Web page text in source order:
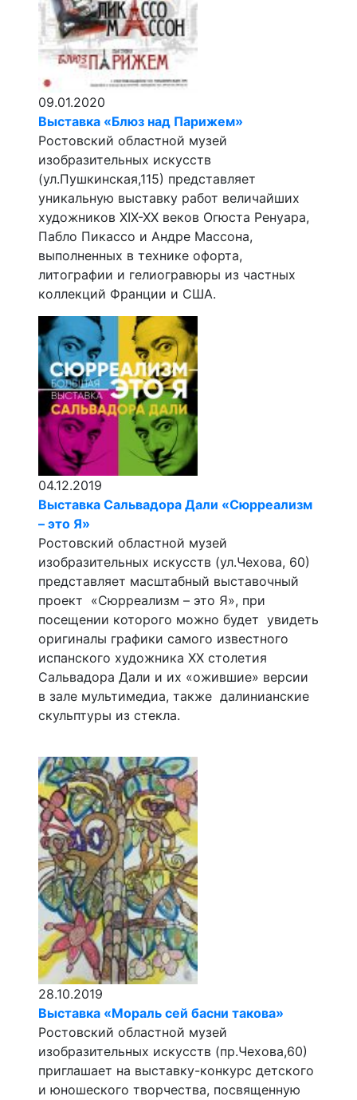
09.01.2020
Выставка «Блюз над Парижем»
Ростовский областной музей
изобразительных искусств
(ул.Пушкинская,115) представляет
уникальную выставку работ величайших
художников XIX-XX веков Огюста Ренуара,
Пабло Пикассо и Андре Массона,
выполненных в технике офорта,
литографии и гелиогравюры из частных
коллекций Франции и США.
04.12.2019
Выставка Сальвадора Дали «Сюрреализм
– это Я»
Ростовский областной музей
изобразительных искусств (ул.Чехова, 60)
представляет масштабный выставочный
проект «Сюрреализм – это Я», при
посещении которого можно будет увидеть
оригиналы графики самого известного
испанского художника ХХ столетия
Сальвадора Дали и их «ожившие» версии
в зале мультимедиа, также далинианские
скульптуры из стекла.
28.10.2019
Выставка «Мораль сей басни такова»
Ростовский областной музей
изобразительных искусств (пр.Чехова,60)
приглашает на выставку-конкурс детского
и юношеского творчества, посвященную